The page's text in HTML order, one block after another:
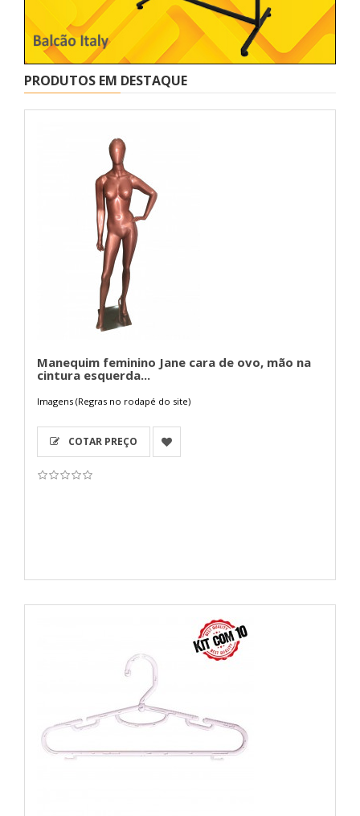
PRODUTOS EM DESTAQUE
Manequim feminino Jane cara de ovo, mão na
cintura esquerda...
Imagens (Regras no rodapé do site)
COTAR PREÇO